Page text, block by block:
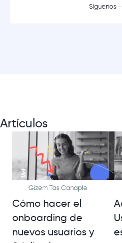
Síguenos
Artículos
Gizem Tas Canaple
Cómo hacer el
onboarding de
nuevos usuarios y